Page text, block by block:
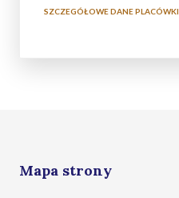
SZCZEGÓŁOWE DANE PLACÓWKI
Mapa strony